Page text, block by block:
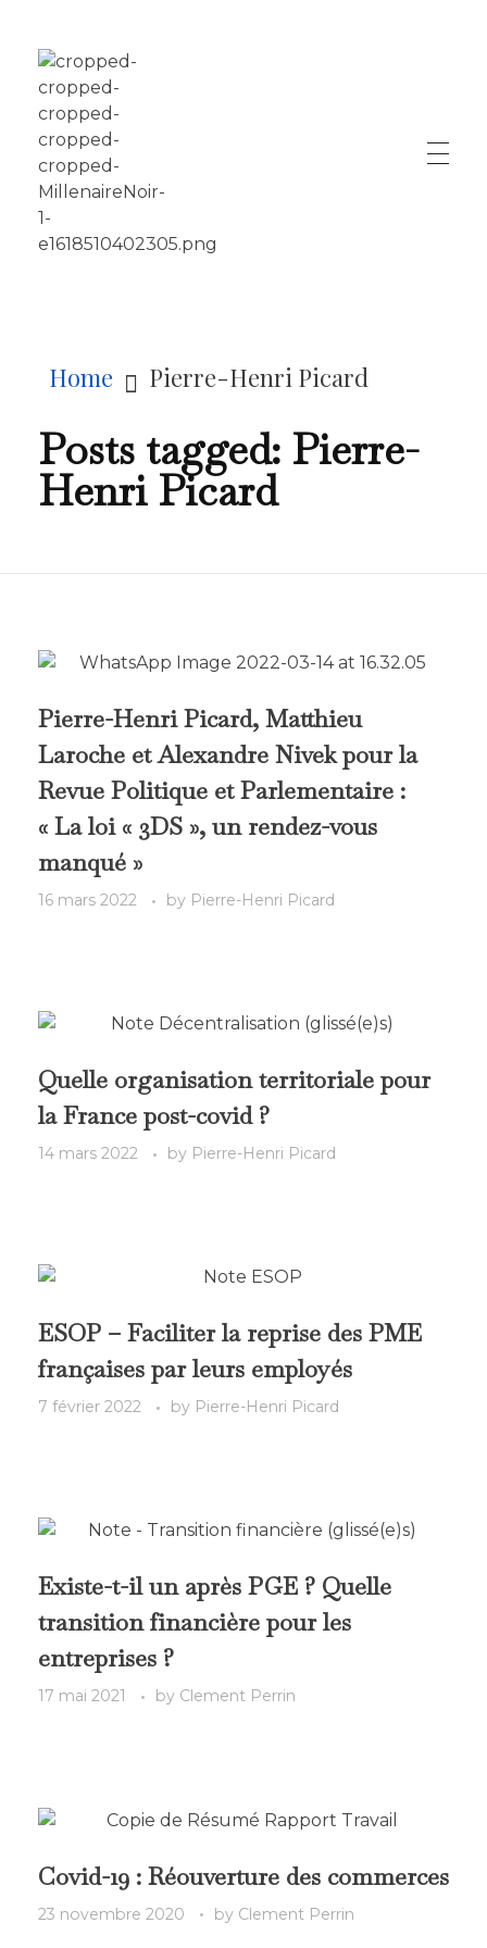
Home Pierre-Henri Picard
Posts tagged: Pierre-
Henri Picard
Pierre-Henri Picard, Matthieu
Laroche et Alexandre Nivek pour la
Revue Politique et Parlementaire :
« La loi « 3DS », un rendez-vous
manqué »
16 mars 2022 by Pierre-Henri Picard
Quelle organisation territoriale pour
la France post-covid ?
14 mars 2022 by Pierre-Henri Picard
ESOP – Faciliter la reprise des PME
françaises par leurs employés
7 février 2022 by Pierre-Henri Picard
Existe-t-il un après PGE ? Quelle
transition financière pour les
entreprises ?
17 mai 2021 by Clement Perrin
Covid-19 : Réouverture des commerces
23 novembre 2020 by Clement Perrin